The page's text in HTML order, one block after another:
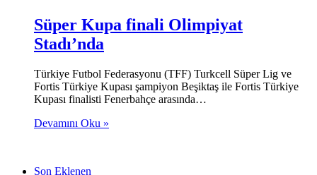
Süper Kupa finali Olimpiyat
Stadı’nda
Türkiye Futbol Federasyonu (TFF) Turkcell Süper Lig ve
Fortis Türkiye Kupası şampiyon Beşiktaş ile Fortis Türkiye
Kupası finalisti Fenerbahçe arasında…
Devamını Oku »
Son Eklenen